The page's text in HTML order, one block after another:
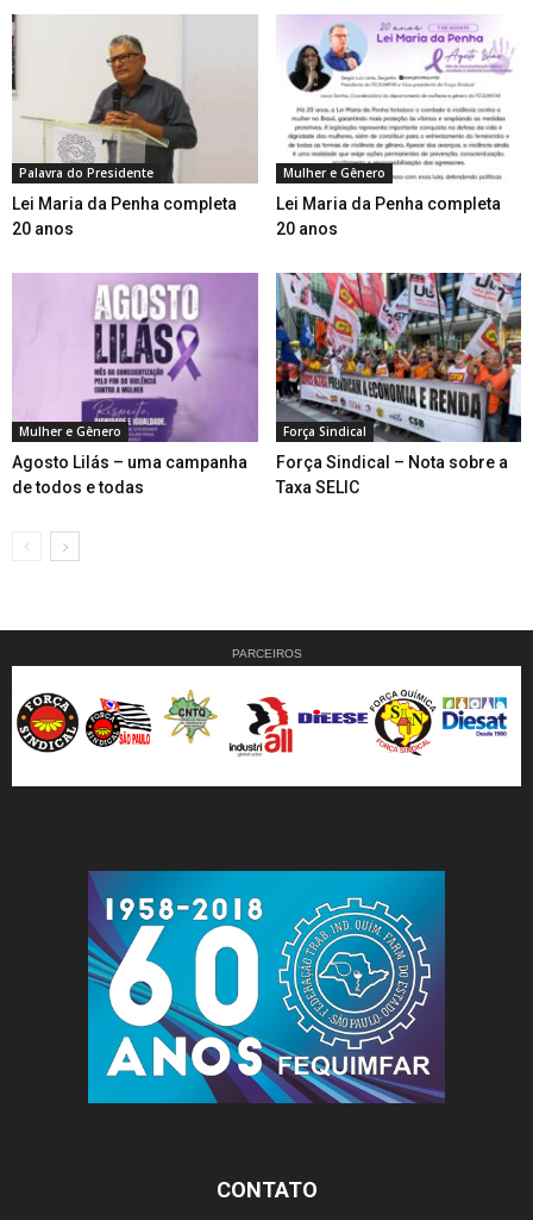
Palavra do Presidente
Lei Maria da Penha completa
20 anos
Mulher e Gênero
Lei Maria da Penha completa
20 anos
Mulher e Gênero
Agosto Lilás – uma campanha
de todos e todas
Força Sindical
Força Sindical – Nota sobre a
Taxa SELIC
PARCEIROS
CONTATO